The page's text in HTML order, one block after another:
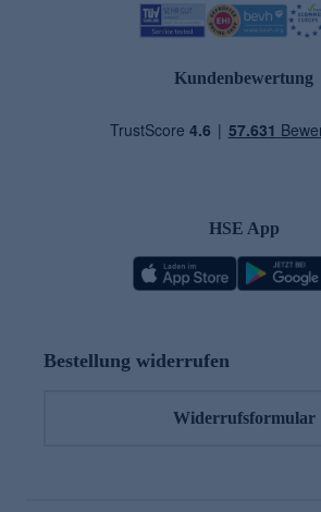
Kundenbewertung
HSE App
Bestellung widerrufen
Widerrufsformular